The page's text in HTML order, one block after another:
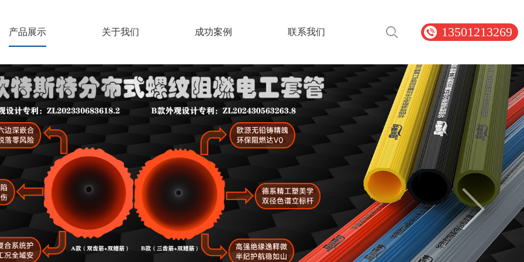
产品展示 关于我们 成功案例 联系我们 13501213269